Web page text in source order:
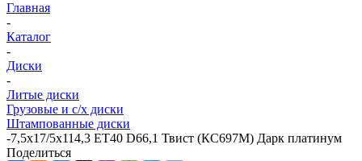
Главная
-
Каталог
-
Диски
-
Литые диски
Грузовые и с/х диски
Штампованные диски
-7,5x17/5x114,3 ET40 D66,1 Твист (КС697М) Дарк платинум
Поделиться